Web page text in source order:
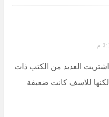
اشتريت العديد من الكتب ذات
لكنها للاسف كانت ضعيفة